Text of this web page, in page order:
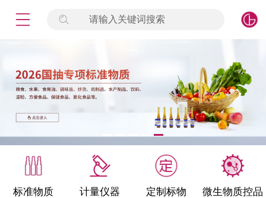
请输入关键词搜索
标准物质 计量仪器 定制标物 微生物质控品
标准物质
产品专项
微生物检测/质控品